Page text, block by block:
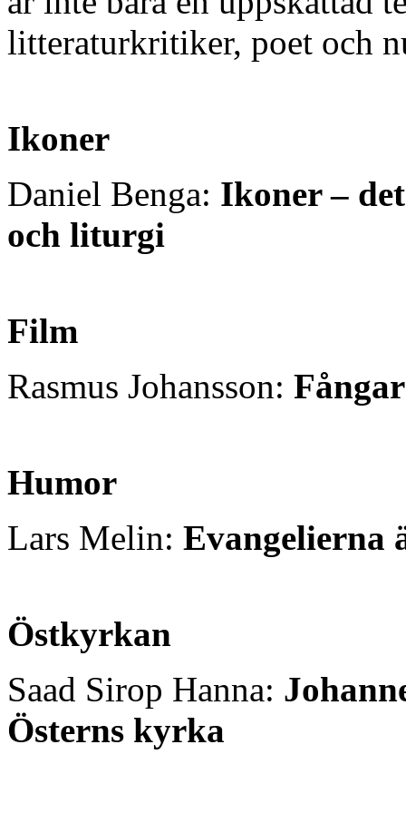
litteraturkritiker, poet och
Ikoner
Daniel Benga: Ikoner –
och liturgi
Film
Rasmus Johansson:
Humor
Lars Melin: Evangelierna
Östkyrkan
Saad Sirop Hanna:
Österns kyrka